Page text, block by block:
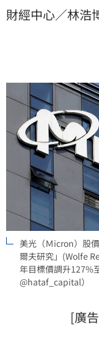
財經中心／林浩
美光（Ｍicron）股
爾夫研究」(Wolfe
年目標價調升127%
@hataf_capital）
[廣